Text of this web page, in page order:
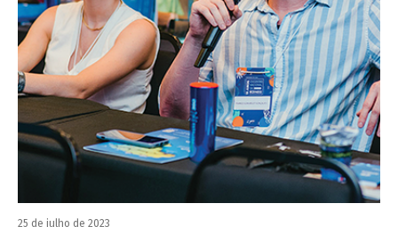
25 de julho de 2023